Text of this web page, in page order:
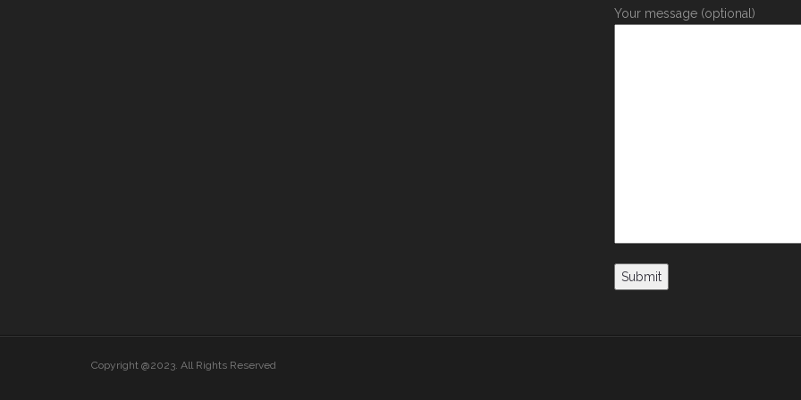
Your message (optional)
Copyright @2023. All Rights Reserved